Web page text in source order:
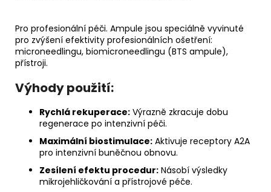
Pro profesionální péči. Ampule jsou speciálně vyvinuté
pro zvýšení efektivity profesionálních ošetření:
microneedlingu, biomicroneedlingu (BTS ampule),
přístroji.
Výhody použití:
Rychlá rekuperace: Výrazně zkracuje dobu
regenerace po intenzivní péči.
Maximální biostimulace: Aktivuje receptory A2A
pro intenzivní buněčnou obnovu.
Zesílení efektu procedur: Násobí výsledky
mikrojehličkování a přístrojové péče.